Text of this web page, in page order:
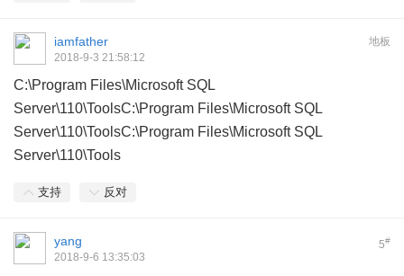
地板
iamfather
2018-9-3 21:58:12
C:\Program Files\Microsoft SQL
Server\110\ToolsC:\Program Files\Microsoft SQL
Server\110\ToolsC:\Program Files\Microsoft SQL
Server\110\Tools
支持 反对
5#
yang
2018-9-6 13:35:03